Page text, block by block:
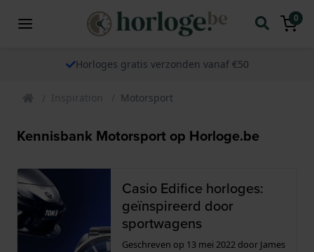
0
Horloges gratis verzonden vanaf €50
Inspiration Motorsport
Kennisbank Motorsport op Horloge.be
Casio Edifice horloges:
geïnspireerd door
sportwagens
Geschreven op 13 mei 2022door James